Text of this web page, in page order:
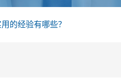
的经验有哪些？